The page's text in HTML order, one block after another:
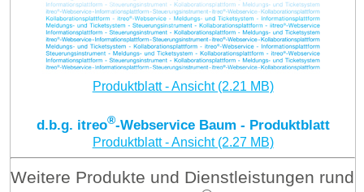
Produktblatt - Ansicht (2.21 MB)
d.b.g. itreo®-Webservice Baum - Produktblatt
Produktblatt - Ansicht (2.27 MB)
Weitere Produkte und Dienstleistungen rund